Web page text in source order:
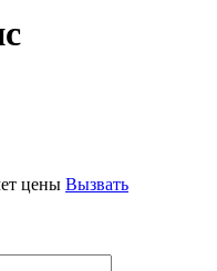
цены Вызвать